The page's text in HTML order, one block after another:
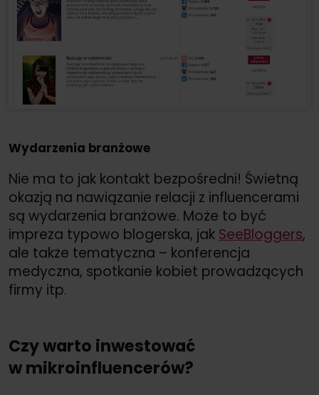
Wydarzenia branżowe
Nie ma to jak kontakt bezpośredni! Świetną
okazją na nawiązanie relacji z influencerami
są wydarzenia branżowe. Może to być
impreza typowo blogerska, jak SeeBloggers,
ale także tematyczna – konferencja
medyczna, spotkanie kobiet prowadzących
firmy itp.
Czy warto inwestować
w mikroinfluencerów?